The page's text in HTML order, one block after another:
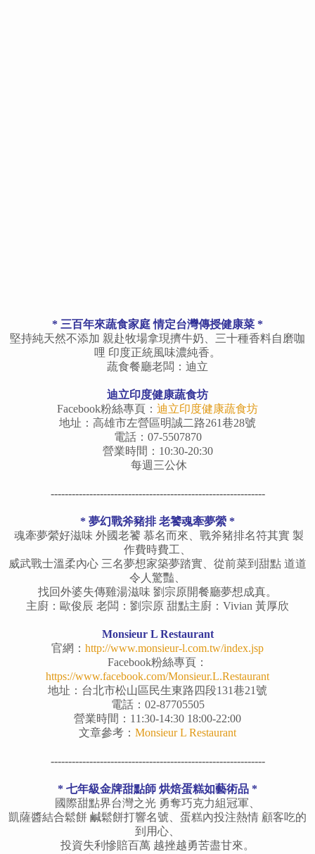
* 三百年來蔬食家庭 情定台灣傳授健康菜 *
堅持純天然不添加 親赴牧場拿現擠牛奶、三十種香料自磨咖
哩 印度正統風味濃純香。
蔬食餐廳老闆：迪立
迪立印度健康蔬食坊
Facebook粉絲專頁： 迪立印度健康蔬食坊
地址：高雄市左營區明誠二路261巷28號
電話：07-5507870
營業時間：10:30-20:30
每週三公休
-------------------------------------------------------------
* 夢幻戰斧豬排 老饕魂牽夢縈 *
魂牽夢縈好滋味 外國老饕 慕名而來、戰斧豬排名符其實 製
作費時費工、
威武戰士溫柔內心 三名夢想家築夢踏實、從前菜到甜點 道道
令人驚豔、
找回外婆失傳雞湯滋味 劉宗原開餐廳夢想成真。
主廚：歐俊辰 老闆：劉宗原 甜點主廚：Vivian 黃厚欣
Monsieur L Restaurant
官網： http://www.monsieur-l.com.tw/index.jsp
Facebook粉絲專頁：
https://www.facebook.com/Monsieur.L.Restaurant
地址：台北市松山區民生東路四段131巷21號
電話：02-87705505
營業時間：11:30-14:30 18:00-22:00
文章參考： Monsieur L Restaurant
-------------------------------------------------------------
* 七年級金牌甜點師 烘焙蛋糕如藝術品 *
國際甜點界台灣之光 勇奪巧克力組冠軍、
凱薩醬結合鬆餅 鹹鬆餅打響名號、蛋糕內投注熱情 顧客吃的
到用心、
投資失利慘賠百萬 越挫越勇苦盡甘來。